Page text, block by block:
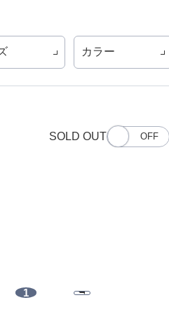
カラー
SOLD OUT
1